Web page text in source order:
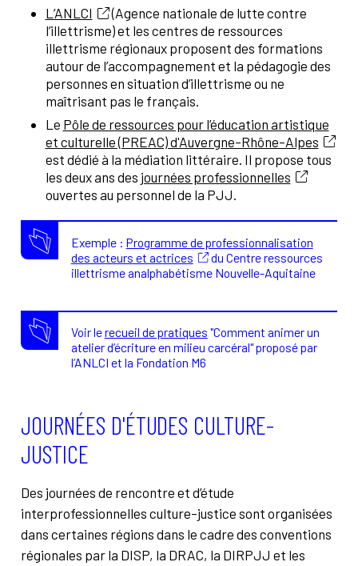
L’ANLCI
(Agence nationale de lutte contre
l’illettrisme) et les centres de ressources
illettrisme régionaux proposent des formations
autour de l’accompagnement et la pédagogie des
personnes en situation d’illettrisme ou ne
maîtrisant pas le français.
Le Pôle de ressources pour l’éducation artistique
et culturelle (PREAC) d'Auvergne-Rhône-Alpes
est dédié à la médiation littéraire. Il propose tous
les deux ans des journées professionnelles
ouvertes au personnel de la PJJ.
Exemple : Programme de professionnalisation
des acteurs et actrices
du Centre ressources
illettrisme analphabétisme Nouvelle-Aquitaine
Voir lerecueil de pratiques "Comment animer un
atelier d’écriture en milieu carcéral" proposé par
l’ANLCI et la Fondation M6
JOURNÉES D'ÉTUDES CULTURE-
JUSTICE
Des journées de rencontre et d’étude
interprofessionnelles culture-justice sont organisées
dans certaines régions dans le cadre des conventions
régionales par la DISP, la DRAC, la DIRPJJ et les